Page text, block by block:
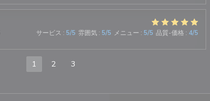
サービス : 5/5 雰囲気: 5/5 メニュー : 5/5 品質-価格 : 4/5
1 2 3